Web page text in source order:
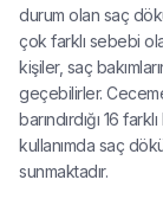
durum olan saç
çok farklı sebebi
kişiler, saç
geçebilirler.
barındırdığı 16
kullanımda saç
sunmaktadır.